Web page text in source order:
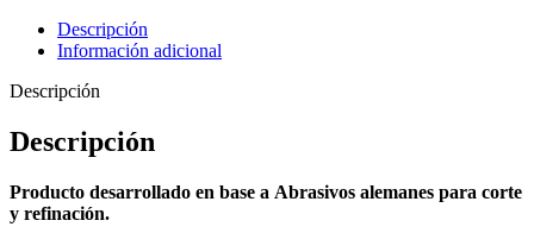
Descripción
Información adicional
Descripción
Descripción
Producto desarrollado en base a Abrasivos alemanes para corte
y refinación.